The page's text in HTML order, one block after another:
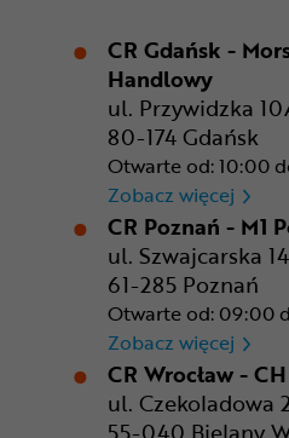
CR Gdańsk -
Handlowy
ul. Przywidzka
80-174 Gdańsk
Otwarte od: 10:00
Zobacz więcej CR
CR Poznań - M1
ul. Szwajcarska
61-285 Poznań
Otwarte od: 09:00
Zobacz więcej CR
CR Wrocław -
ul. Czekoladowa